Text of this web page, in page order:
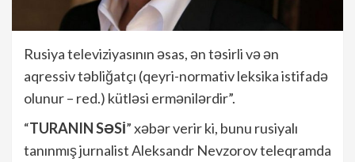
Rusiya televiziyasının əsas, ən təsirli və ən
aqressiv təbliğatçı (qeyri-normativ leksika istifadə
olunur – red.) kütləsi ermənilərdir”.
“TURANIN SƏSİ” xəbər verir ki, bunu rusiyalı
tanınmış jurnalist Aleksandr Nevzorov teleqramda